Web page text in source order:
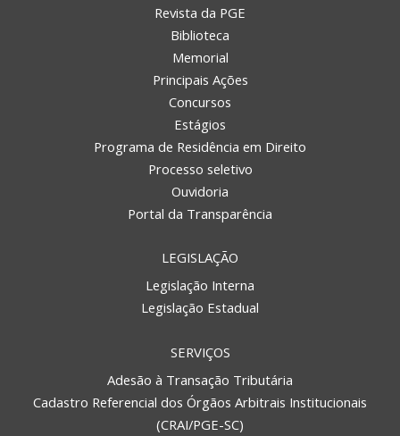
Revista da PGE
Biblioteca
Memorial
Principais Ações
Concursos
Estágios
Programa de Residência em Direito
Processo seletivo
Ouvidoria
Portal da Transparência
LEGISLAÇÃO
Legislação Interna
Legislação Estadual
SERVIÇOS
Adesão à Transação Tributária
Cadastro Referencial dos Órgãos Arbitrais Institucionais
(CRAI/PGE-SC)